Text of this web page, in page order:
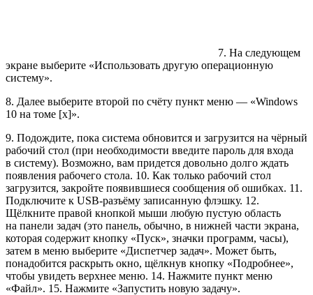
7. На следующем
экране выберите «Использовать другую операционную
систему».
8. Далее выберите второй по счёту пункт меню — «Windows
10 на томе [x]».
9. Подождите, пока система обновится и загрузится на чёрный
рабочий стол (при необходимости введите пароль для входа
в систему). Возможно, вам придется довольно долго ждать
появления рабочего стола. 10. Как только рабочий стол
загрузится, закройте появившиеся сообщения об ошибках. 11.
Подключите к USB-разъёму записанную флэшку. 12.
Щёлкните правой кнопкой мыши любую пустую область
на панели задач (это панель, обычно, в нижней части экрана,
которая содержит кнопку «Пуск», значки программ, часы),
затем в меню выберите «Диспетчер задач». Может быть,
понадобится раскрыть окно, щёлкнув кнопку «Подробнее»,
чтобы увидеть верхнее меню. 14. Нажмите пункт меню
«Файл». 15. Нажмите «Запустить новую задачу».